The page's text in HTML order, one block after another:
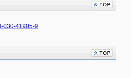
030-41905-9